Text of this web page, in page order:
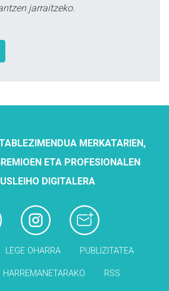
jarraitzeko.
MERKATARIEN,
ETA PROFESIONALEN
DIGITALERA
LEGE OHARRA PUBLIZITATEA
HARREMANETARAKO RSS